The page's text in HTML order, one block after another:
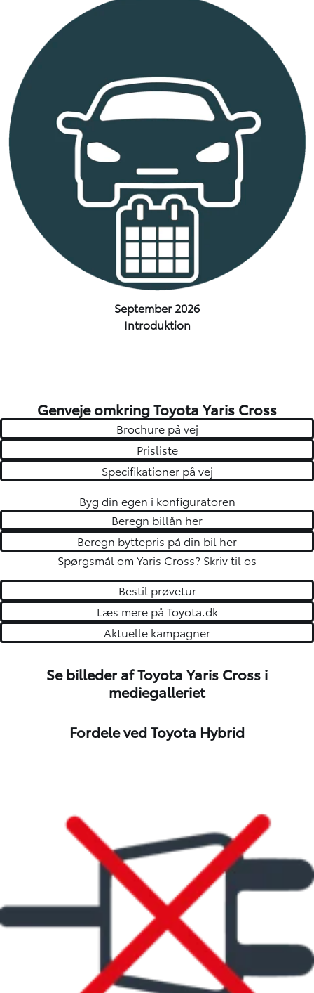
September 2026
Introduktion
Genveje omkring Toyota Yaris Cross
Brochure på vej
Prisliste
Specifikationer på vej
Byg din egen i konfiguratoren
Beregn billån her
Beregn byttepris på din bil her
Spørgsmål om Yaris Cross? Skriv til os
Bestil prøvetur
Læs mere på Toyota.dk
Aktuelle kampagner
Se billeder af Toyota Yaris Cross i
mediegalleriet
Fordele ved Toyota Hybrid